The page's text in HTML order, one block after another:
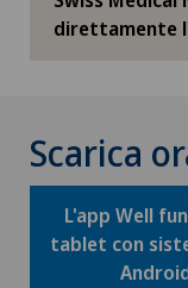
direttamente
Scarica
L'app Well
tablet con